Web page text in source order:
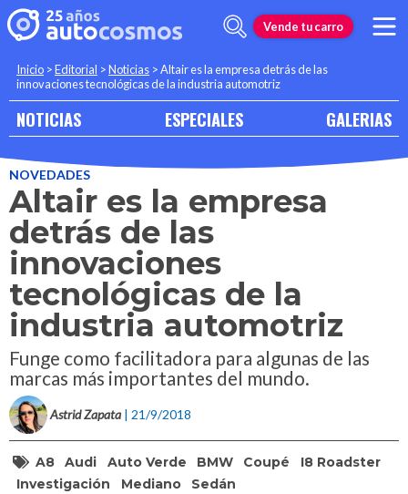
Vende tu carro
Inicio >Editorial >Noticias >Altair es la empresa detrás de las
innovaciones tecnológicas de la industria automotriz
NOTICIAS ESPECIALES GALERIAS
NOVEDADES
Altair es la empresa
detrás de las
innovaciones
tecnológicas de la
industria automotriz
Funge como facilitadora para algunas de las
marcas más importantes del mundo.
Astrid Zapata | 21/9/2018
A8 Audi Auto Verde BMW Coupé
I8 Roadster
Investigación
Mediano Sedán